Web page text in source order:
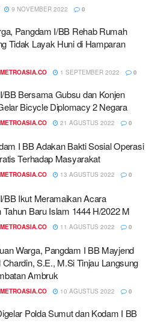
9 NOVEMBER 2022 0
Pangdam I/BB Rehab Rumah
Tidak Layak Huni di Hamparan
1 SEPTEMBER 2022 0
BB Bersama Gubsu dan Konjen
Bicycle Diplomacy 2 Negara
21 AGUSTUS 2022 0
I BB Adakan Bakti Sosial Operasi
Terhadap Masyarakat
13 AGUSTUS 2022 0
BB Ikut Meramaikan Acara
Tahun Baru Islam 1444 H/2022 M
11 AGUSTUS 2022 0
Warga, Pangdam I BB Mayjend
S.E., M.Si Tinjau Langsung
Ambruk
10 AGUSTUS 2022 0
Polda Sumut dan Kodam I BB